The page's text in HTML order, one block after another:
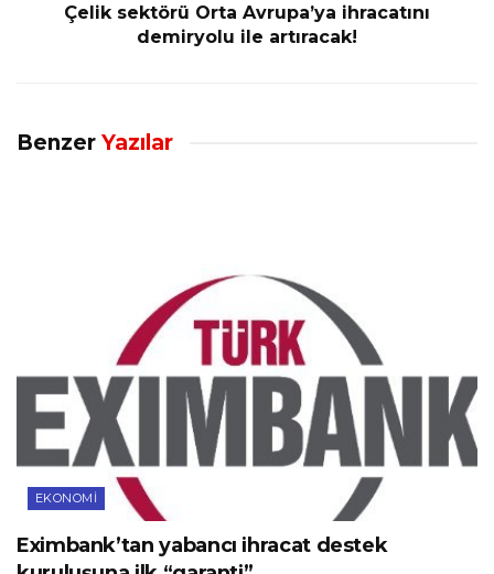
Çelik sektörü Orta Avrupa’ya ihracatını
demiryolu ile artıracak!
Benzer Yazılar
EKONOMI
Eximbank’tan yabancı ihracat destek